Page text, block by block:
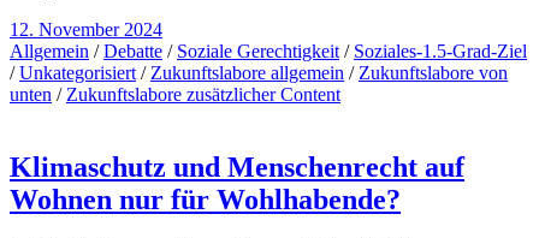
12. November 2024
Allgemein /Debatte / Soziale Gerechtigkeit / Soziales-1.5-Grad-Ziel
/Unkategorisiert / Zukunftslabore allgemein / Zukunftslabore von
unten / Zukunftslabore zusätzlicher Content
Klimaschutz und Menschenrecht auf
Wohnen nur für Wohlhabende?